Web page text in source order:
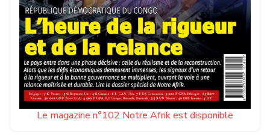
Le magazine n°102 Notre Afrik est disponible